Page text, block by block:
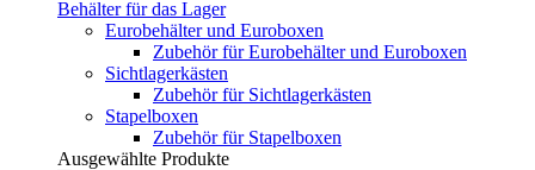
Behälter für das Lager
Eurobehälter und Euroboxen
Zubehör für Eurobehälter und Euroboxen
Sichtlagerkästen
Zubehör für Sichtlagerkästen
Stapelboxen
Zubehör für Stapelboxen
Ausgewählte Produkte